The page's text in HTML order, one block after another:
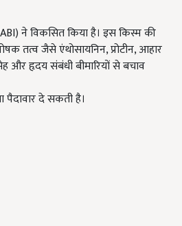
ने विकसित किया है। इस किस्म की
तत्व जैसे एंथोसायनिन, प्रोटीन, आहार
और हृदय संबंधी बीमारियों से बचाव
दे सकती है।